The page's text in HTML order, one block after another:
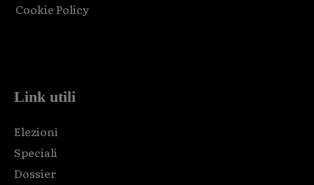
Cookie Policy
Link utili
Elezioni
Speciali
Dossier